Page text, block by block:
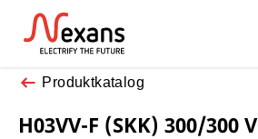
Produktkatalog
H03VV-F (SKK) 300/300 V